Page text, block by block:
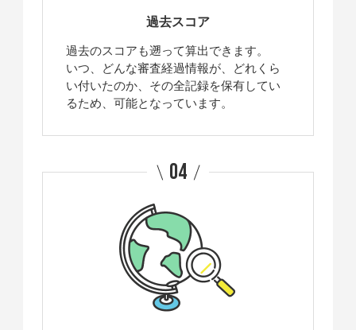
過去スコア
過去のスコアも遡って算出できます。
いつ、どんな審査経過情報が、どれくら
い付いたのか、その全記録を保有してい
るため、可能となっています。
04